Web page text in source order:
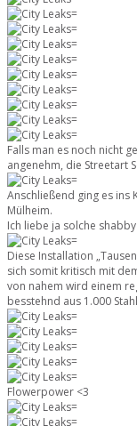
Falls man es noch nicht
angenehm, die Streetart
Anschließend ging es ins
Mülheim.
Ich liebe ja solche
Diese Installation
sich somit kritisch mit
von nahem wird einem
besstehnd aus 1.000
Flowerpower <3